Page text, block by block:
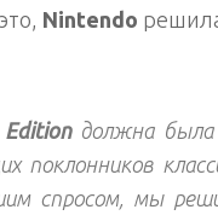
Nintendo
Editionдолжна была
поклонников
спросом, мы